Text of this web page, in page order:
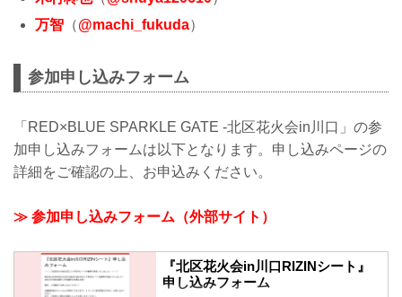
万智 （@machi_fukuda）
参加申し込みフォーム
「RED×BLUE SPARKLE GATE -北区花火会in川口」の参
加申し込みフォームは以下となります。申し込みページの
詳細をご確認の上、お申込みください。
≫ 参加申し込みフォーム（外部サイト）
『北区花火会in川口RIZINシート』
申し込みフォーム